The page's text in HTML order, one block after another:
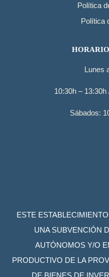
Política
Política
Lunes
10:30h –
Sábados:
ESTE
UNA SUBVENCIÓN
AUTÓNOMOS Y/O
PRODUCTIVO DE LA